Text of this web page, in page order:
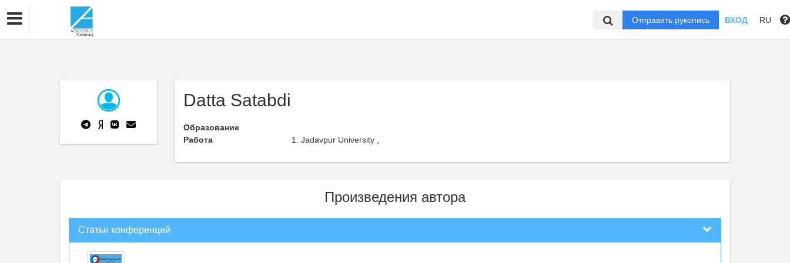
Отправить рукопись ВХОД RU
Datta Satabdi
Образование
Работа
Jadavpur University ,
Произведения автора
Статьи конференций